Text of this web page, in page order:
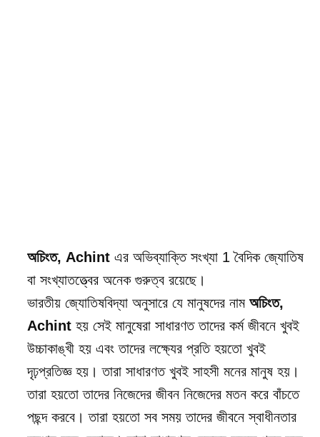
অচিংত, Achint এর অভিব্যাক্তি সংখ্যা 1 বৈদিক জ্যোতিষ
বা সংখ্যাতত্ত্বের অনেক গুরুত্ব রয়েছে।
ভারতীয় জ্যোতিষবিদ্যা অনুসারে যে মানুষদের নামঅচিংত,
Achint হয় সেই মানুষেরা সাধারণত তাদের কর্ম জীবনে খুবই
উচ্চাকাঙ্খী হয় এবং তাদের লক্ষ্যের প্রতি হয়তো খুবই
দৃঢ়প্রতিজ্ঞ হয়। তারা সাধারণত খুবই সাহসী মনের মানুষ হয়।
তারা হয়তো তাদের নিজেদের জীবন নিজেদের মতন করে বাঁচতে
পছন্দ করবে। তারা হয়তো সব সময় তাদের জীবনে স্বাধীনতার